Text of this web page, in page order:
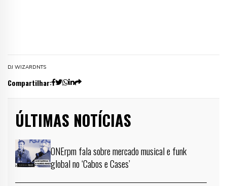
DJ WIZARDNTS
Compartilhar:
ÚLTIMAS NOTÍCIAS
ONErpm fala sobre mercado musical e funk
global no ‘Cabos e Cases’